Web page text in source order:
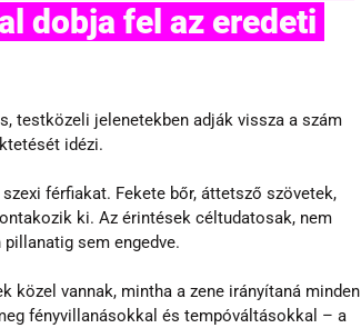
dobja fel az eredeti
testközeli jelenetekben adják vissza a szám
idézi.
férfiakat. Fekete bőr, áttetsző szövetek,
ki. Az érintések céltudatosak, nem
sem engedve.
közel vannak, mintha a zene irányítaná minden
fényvillanásokkal és tempóváltásokkal – a